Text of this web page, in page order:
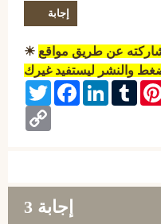
☀ عن طريق مواقع
والنشر ليستفيد غيرك
TwitterFacebookLinkedIn
3 إجابة